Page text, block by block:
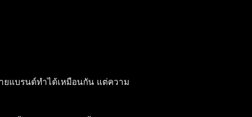
ยแบรนด์ทำได้เหมือนกัน แต่ความ